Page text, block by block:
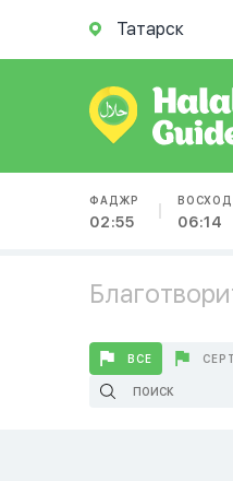
Татарск
ФАДЖР
02:55
ВОСХОД
06:14
ВСЕ